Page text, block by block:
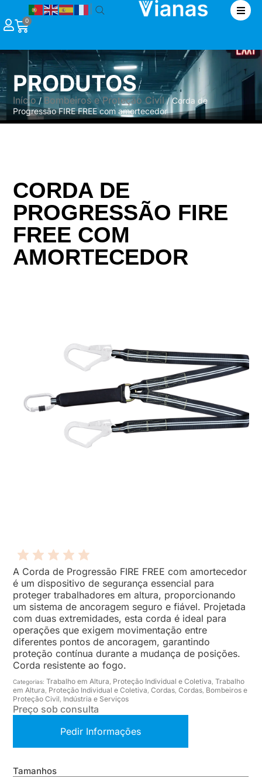
0
PRODUTOS
Início/ Bombeiros e Proteção Civil/ Corda de
Progressão FIRE FREE com amortecedor
CORDA DE
PROGRESSÃO FIRE
FREE COM
AMORTECEDOR
A Corda de Progressão FIRE FREE com amortecedor
é um dispositivo de segurança essencial para
proteger trabalhadores em altura, proporcionando
um sistema de ancoragem seguro e fiável. Projetada
com duas extremidades, esta corda é ideal para
operações que exigem movimentação entre
diferentes pontos de ancoragem, garantindo
proteção contínua durante a mudança de posições.
Corda resistente ao fogo.
Categorias:Trabalho em Altura, Proteção Individual e Coletiva,Trabalho
em Altura, Proteção Individual e Coletiva,Cordas,Cordas, Bombeiros e
Proteção Civil, Indústria e Serviços
Preço sob consulta
Pedir Informações
Tamanhos